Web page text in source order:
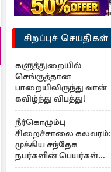
சிறப்புச் செய்திகள்
களுத்துறையில்
செங்குத்தான
பாறையிலிருந்து வான்
கவிழ்ந்து விபத்து!
நீர்கொழும்பு
சிறைச்சாலை கலவரம்:
முக்கிய சந்தேக
நபர்களின் பெயர்கள்
நீதிமன்றில் சமர்ப்பிப்பு!